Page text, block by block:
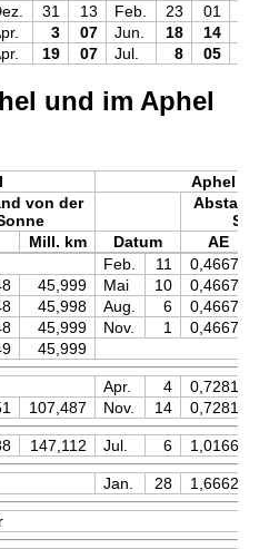
31 13 Feb. 23 01
3 07 Jun. 18 14
19 07 Jul. 8 05
und im Aphel
Aphel
von der
Abstand
Mill. km Datum AE
Feb. 11 0,46671
45,999 Mai 10 0,46672
45,998 Aug. 6 0,46672
45,999 Nov. 1 0,46671
45,999
Apr. 4 0,72815
107,487 Nov. 14 0,72815
147,112 Jul. 6 1,01664
Jan. 28 1,66621